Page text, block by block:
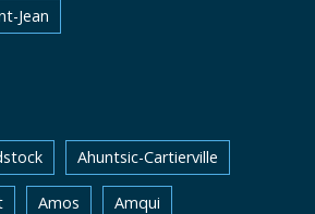
Jean
Ahuntsic-Cartierville
Amos Amqui